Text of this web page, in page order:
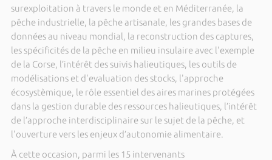
surexploitation à travers le monde et en Méditerranée, la
pêche industrielle, la pêche artisanale, les grandes bases de
données au niveau mondial, la reconstruction des captures,
les spécificités de la pêche en milieu insulaire avec l'exemple
de la Corse, l’intérêt des suivis halieutiques, les outils de
modélisations et d'evaluation des stocks, l'approche
écosystèmique, le rôle essentiel des aires marines protégées
dans la gestion durable des ressources halieutiques, l’intérêt
de l’approche interdisciplinaire sur le sujet de la pêche, et
l'ouverture vers les enjeux d’autonomie alimentaire.
À cette occasion, parmi les 15 intervenants